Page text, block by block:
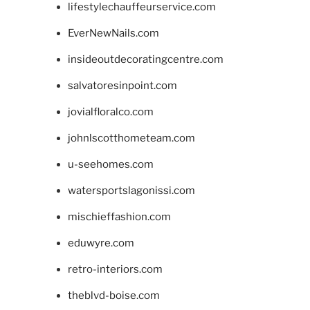
lifestylechauffeurservice.com
EverNewNails.com
insideoutdecoratingcentre.com
salvatoresinpoint.com
jovialfloralco.com
johnlscotthometeam.com
u-seehomes.com
watersportslagonissi.com
mischieffashion.com
eduwyre.com
retro-interiors.com
theblvd-boise.com